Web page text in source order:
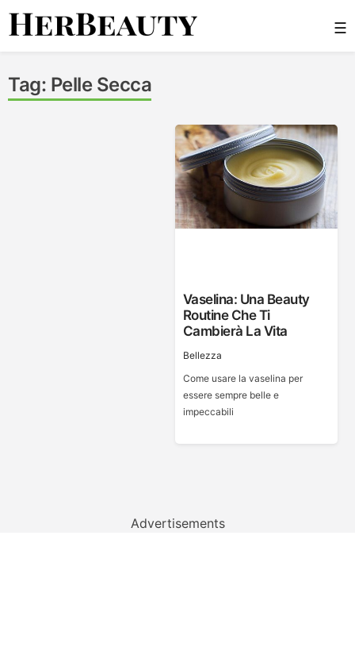
Skip
☰
Tag: Pelle Secca
Vaselina: Una Beauty
Routine Che Ti
Cambierà La Vita
Bellezza
Come usare la vaselina per
essere sempre belle e
impeccabili
Advertisements